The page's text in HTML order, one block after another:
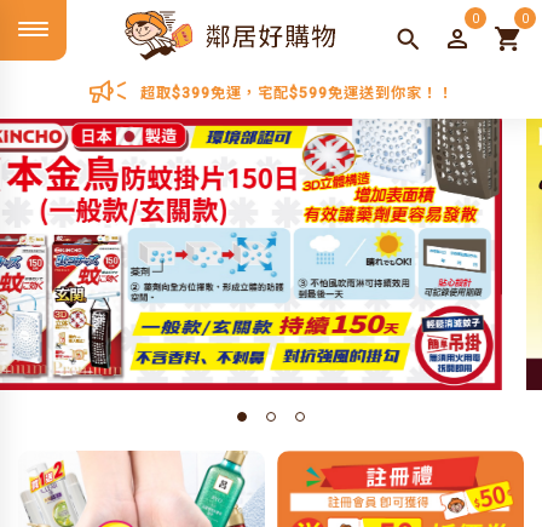
超取$399免運，宅配$599免運送到你家！！
0 0